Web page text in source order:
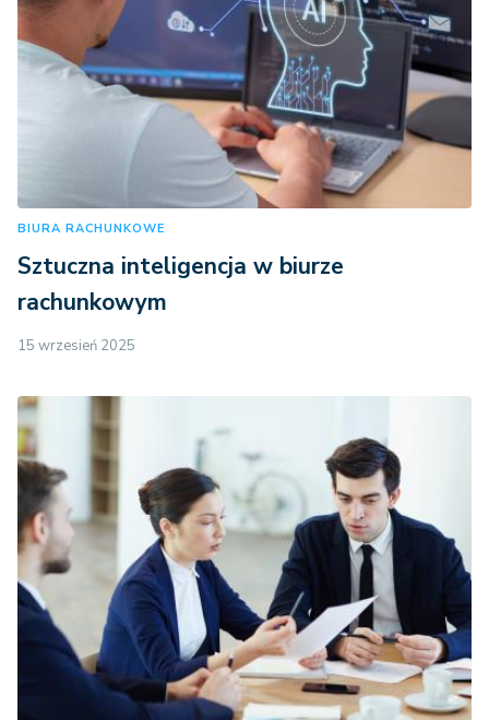
BIURA RACHUNKOWE
Sztuczna inteligencja w biurze
rachunkowym
15 wrzesień 2025